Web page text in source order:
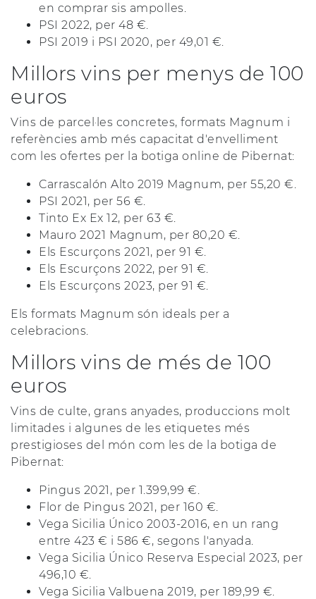
en comprar sis ampolles.
PSI 2022, per 48 €.
PSI 2019 i PSI 2020, per 49,01 €.
Millors vins per menys de 100
euros
Vins de parcel·les concretes, formats Magnum i
referències amb més capacitat d'envelliment
com les ofertes per la botiga online de Pibernat:
Carrascalón Alto 2019 Magnum, per 55,20 €.
PSI 2021, per 56 €.
Tinto Ex Ex 12, per 63 €.
Mauro 2021 Magnum, per 80,20 €.
Els Escurçons 2021, per 91 €.
Els Escurçons 2022, per 91 €.
Els Escurçons 2023, per 91 €.
Els formats Magnum són ideals per a
celebracions.
Millors vins de més de 100
euros
Vins de culte, grans anyades, produccions molt
limitades i algunes de les etiquetes més
prestigioses del món com les de la botiga de
Pibernat:
Pingus 2021, per 1.399,99 €.
Flor de Pingus 2021, per 160 €.
Vega Sicilia Único 2003-2016, en un rang
entre 423 € i 586 €, segons l'anyada.
Vega Sicilia Único Reserva Especial 2023, per
496,10 €.
Vega Sicilia Valbuena 2019, per 189,99 €.